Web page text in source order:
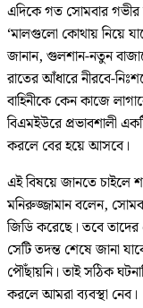
এদিকে গত সোমবার
‘মালগুলো কোথায় নিয়ে
জানান, গুলশান-নতুন
রাতের আঁধারে নীরবে-
বাহিনীকে কেন কাজে
বিএমইউরে প্রভাবশালী
করলে বের হয়ে আসবে।
এই বিষয়ে জানতে চাইলে
মনিরুজ্জামান বলেন,
জিডি করেছে। তবে
সেটি তদন্ত শেষে জানা
পৌঁছায়নি। তাই সঠিক
করলে আমরা ব্যবস্থা নেব।